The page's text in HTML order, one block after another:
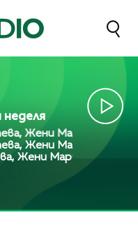
неделя
Жени Марчева и Диана
Жени Марчева и Диана
Жени Марчева и Диана